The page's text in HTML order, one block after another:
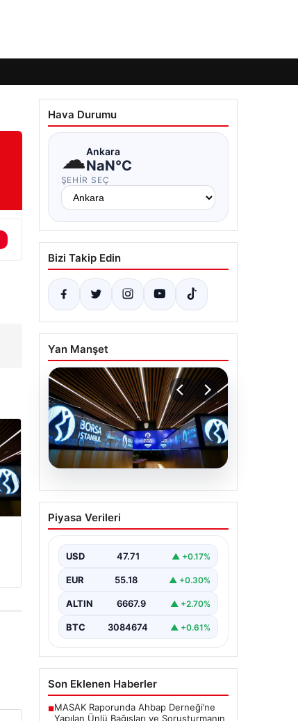
Hava Durumu
☁Ankara
NaN°C
ŞEHIR SEÇ
Bizi Takip Edin
Yan Manşet
05.08.2026
Yatırım araçlarının
haftalık performansı
Piyasa Verileri
USD 47.71 ▲ +0.17%
EUR 55.18 ▲ +0.30%
ALTIN 6667.9 ▲ +2.70%
BTC 3084674 ▲ +0.61%
Son Eklenen Haberler
■MASAK Raporunda Ahbap Derneği’ne
Yapılan Ünlü Bağışları ve Soruşturmanın